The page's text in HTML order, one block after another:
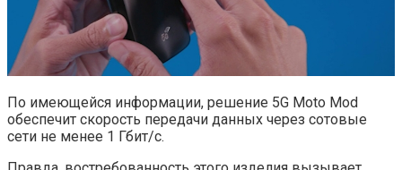
По имеющейся информации, решение 5G Moto Mod
обеспечит скорость передачи данных через сотовые
сети не менее 1 Гбит/с.